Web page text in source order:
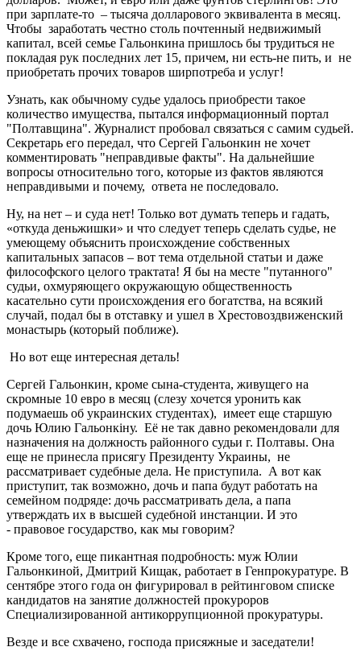
при зарплате-то – тысяча долларового эквивалента в месяц.
Чтобы заработать честно столь почтенный недвижимый
капитал, всей семье Гальонкина пришлось бы трудиться не
покладая рук последних лет 15, причем, ни есть-не пить, и не
приобретать прочих товаров ширпотреба и услуг!
Узнать, как обычному судье удалось приобрести такое
количество имущества, пытался информационный портал
"Полтавщина". Журналист пробовал связаться с самим судьей.
Секретарь его передал, что Сергей Гальонкин не хочет
комментировать "неправдивые факты". На дальнейшие
вопросы относительно того, которые из фактов являются
неправдивыми и почему, ответа не последовало.
Ну, на нет – и суда нет! Только вот думать теперь и гадать,
«откуда деньжишки» и что следует теперь сделать судье, не
умеющему объяснить происхождение собственных
капитальных запасов – вот тема отдельной статьи и даже
философского целого трактата! Я бы на месте "путанного"
судьи, охмуряющего окружающую общественность
касательно сути происхождения его богатства, на всякий
случай, подал бы в отставку и ушел в Хрестовоздвиженский
монастырь (который поближе).
Но вот еще интересная деталь!
Сергей Гальонкин, кроме сына-студента, живущего на
скромные 10 евро в месяц (слезу хочется уронить как
подумаешь об украинских студентах), имеет еще старшую
дочь Юлию Гальонкіну. Её не так давно рекомендовали для
назначения на должность районного судьи г. Полтавы. Она
еще не принесла присягу Президенту Украины, не
рассматривает судебные дела. Не приступила. А вот как
приступит, так возможно, дочь и папа будут работать на
семейном подряде: дочь рассматривать дела, а папа
утверждать их в высшей судебной инстанции. И это
- правовое государство, как мы говорим?
Кроме того, еще пикантная подробность: муж Юлии
Гальонкиной, Дмитрий Кищак, работает в Генпрокуратуре. В
сентябре этого года он фигурировал в рейтинговом списке
кандидатов на занятие должностей прокуроров
Специализированной антикоррупционной прокуратуры.
Везде и все схвачено, господа присяжные и заседатели!